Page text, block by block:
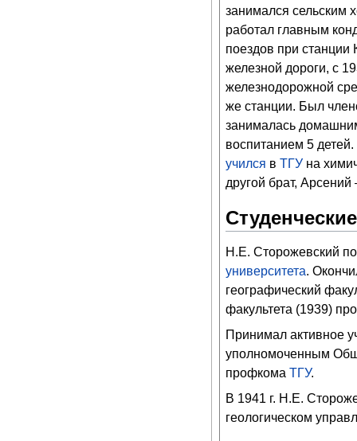
занимался сельским
работал главным
поездов при станции
железной дороги, с
железнодорожной
же станции. Был
занималась
воспитанием 5
учился в ТГУна
другой брат,
Н.Е. Сторожевский
университета.
географический
факультета (1939)
Принимал активное
уполномоченным
профкома ТГУ.
В 1941 г. Н.Е.
геологическом